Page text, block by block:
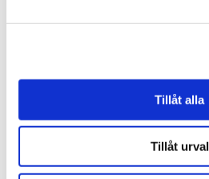
Tillåt alla
Tillåt urval
E-post